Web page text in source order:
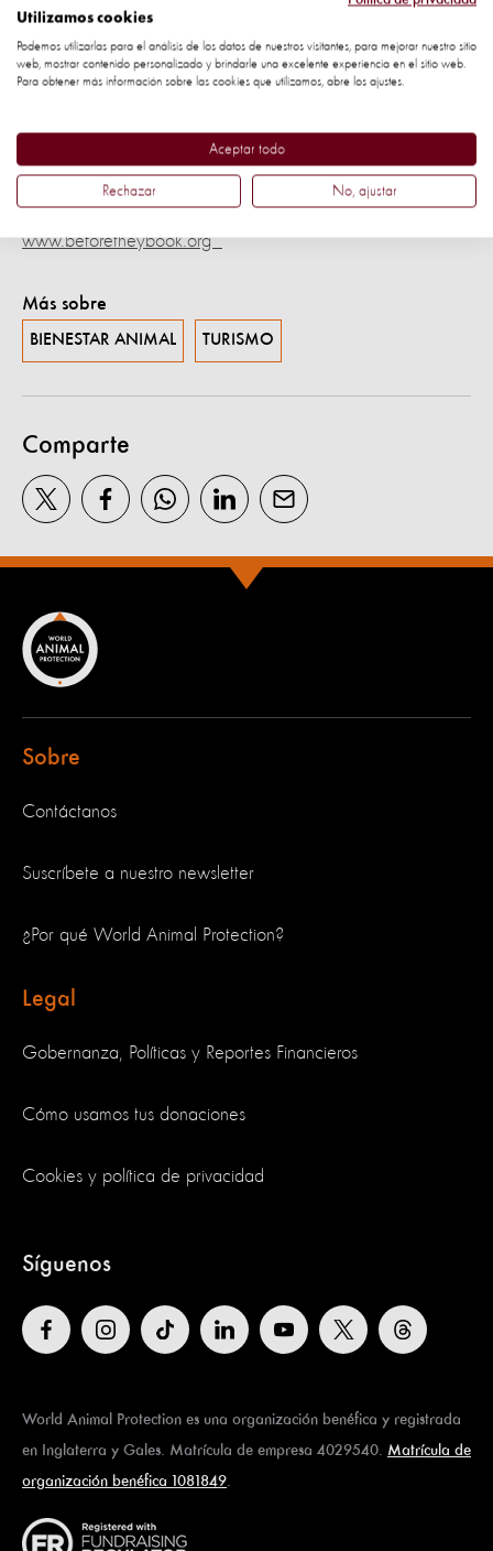
en Colombia, granja de tortugas en las Islas Caimán,
apartar a los monos y perezosos de su naturaleza para las
Para ayudar a poner fin al turismo irresponsable con la vida
silvestre, visite nuestra nueva campaña:
www.beforetheybook.org
Más sobre
BIENESTAR ANIMAL TURISMO
Comparte
Sobre
Contáctanos
Suscríbete a nuestro newsletter
¿Por qué World Animal Protection?
Legal
Gobernanza, Políticas y Reportes Financieros
Cómo usamos tus donaciones
Cookies y política de privacidad
Síguenos
World Animal Protection es una organización benéfica y registrada
en Inglaterra y Gales. Matrícula de empresa 4029540. Matrícula de
organización benéfica 1081849
Utilizamos cookies
Podemos utilizarlas para el análisis de los datos de nuestros visitantes, para mejorar nuestro sitio
web, mostrar contenido personalizado y brindarle una excelente experiencia en el sitio web.
Para obtener más información sobre las cookies que utilizamos, abre los ajustes.
Aceptar todo
Rechazar No, ajustar